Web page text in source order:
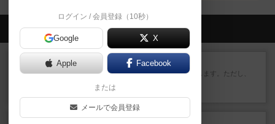
会員の新しい投稿
レビュー ふたつの街の物語
タイルを4×4で並べて街づくりします。ただし、
約4時間前
ルール/インスト
ログイン / 会員登録（10秒）
Google X
Apple Facebook
または
メールで会員登録